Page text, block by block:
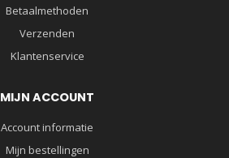
Betaalmethoden
Verzenden
Klantenservice
MIJN ACCOUNT
Account informatie
Mijn bestellingen